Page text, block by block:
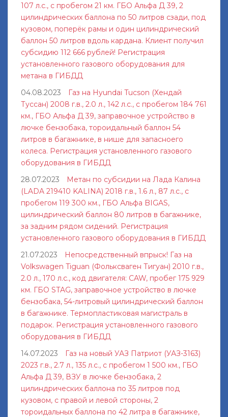
107 л.с., с пробегом 21 км. ГБО Альфа Д 39, 2
цилиндрических баллона по 50 литров сзади, под
кузовом, поперёк рамы и один цилиндрический
баллон 50 литров вдоль кардана. Клиент получил
субсидию 112 666 рублей! Регистрация
установленного газового оборудования для
метана в ГИБДД
04.08.2023
Газ на Hyundai Tucson (Хендай
Туссан) 2008 г.в., 2.0 л., 142 л.с., с пробегом 184 761
км., ГБО Альфа Д 39, заправочное устройство в
лючке бензобака, тороидальный баллон 54
литров в багажнике, в нише для запасноего
колеса. Регистрация установленного газового
оборудования в ГИБДД
28.07.2023
Метан по субсидии на Лада Калина
(LADA 219410 KALINA) 2018 г.в., 1.6 л., 87 л.с., с
пробегом 119 300 км., ГБО Альфа BIGAS,
цилиндрический баллон 80 литров в багажнике,
за задним рядом сидений. Регистрация
установленного газового оборудования в ГИБДД
21.07.2023
Непосредственный впрыск! Газ на
Volkswagen Tiguan (Фольксваген Тигуан) 2010 г.в.,
2.0 л., 170 л.с., код двигателя: CAW, пробег 175 929
км. ГБО STAG, заправочное устройство в лючке
бензобака, 54-литровый цилиндрический баллон
в багажнике. Термопластиковая магистраль в
подарок. Регистрация установленного газового
оборудования в ГИБДД
14.07.2023
Газ на новый УАЗ Патриот (УАЗ-3163)
2023 г.в., 2.7 л., 135 л.с., с пробегом 1 500 км., ГБО
Альфа Д 39, ВЗУ в лючке бензобака, 2
цилиндрических баллона по 35 литров под
кузовом, с правой и левой стороны, 2
тороидальных баллона по 42 литра в багажнике,